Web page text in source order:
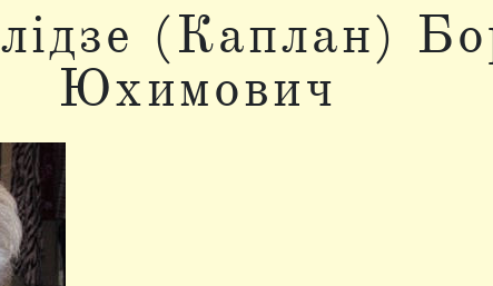
(Каплан)
Юхимович